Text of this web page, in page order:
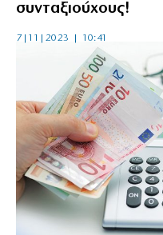
συνταξιούχους!
7|11|2023 | 10:41